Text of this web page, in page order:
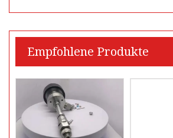
Empfohlene Produkte